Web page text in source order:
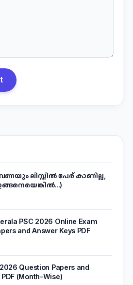
ലിസ്റ്റിൽ പേര് കാണില്ല,
PSC 2026 Online Exam
and Answer Keys PDF
Question Papers and
(Month-Wise)